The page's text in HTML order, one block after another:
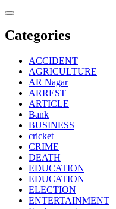
Skip
content
Categories
ACCIDENT
AGRICULTURE
AR Nagar
ARREST
ARTICLE
Bank
BUSINESS
cricket
CRIME
DEATH
EDUCATION
EDUCATION
ELECTION
ENTERTAINMENT